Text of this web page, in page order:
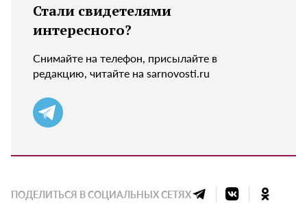
Стали свидетелями
интересного?
Снимайте на телефон, присылайте в
редакцию, читайте на sarnovosti.ru
ПОДЕЛИТЬСЯ В СОЦИАЛЬНЫХ СЕТЯХ